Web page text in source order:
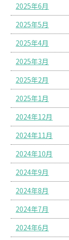
2025年6月
2025年5月
2025年4月
2025年3月
2025年2月
2025年1月
2024年12月
2024年11月
2024年10月
2024年9月
2024年8月
2024年7月
2024年6月